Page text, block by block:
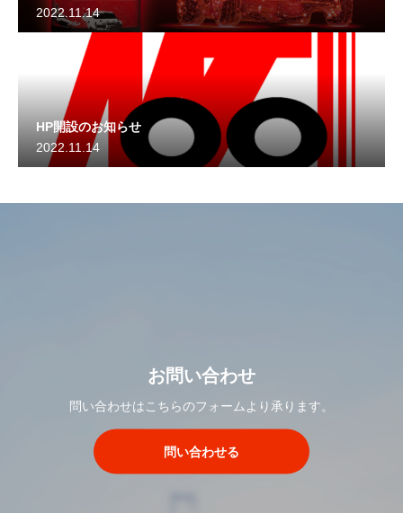
2022.11.14
HP開設のお知らせ
2022.11.14
お問い合わせ
問い合わせはこちらのフォームより承ります。
問い合わせる